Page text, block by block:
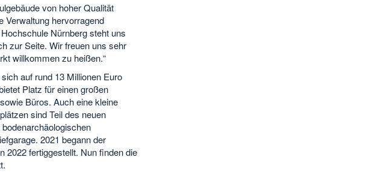
von hoher Qualität
Verwaltung hervorragend
Nürnberg steht uns
zur Seite. Wir freuen uns sehr
willkommen zu heißen.“
auf rund 13 Millionen Euro
Platz für einen großen
Büros. Auch eine kleine
sind Teil des neuen
2021 begann der
2022 fertiggestellt. Nun finden die